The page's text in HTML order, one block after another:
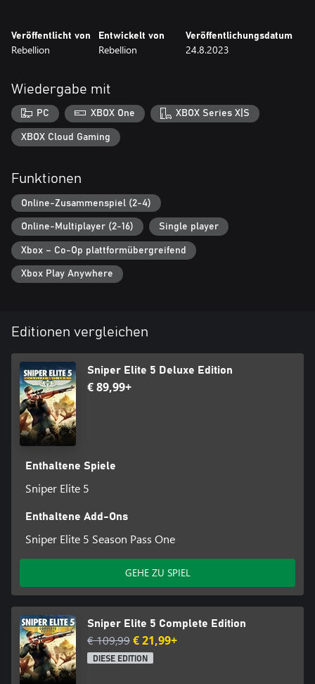
Veröffentlicht von
Rebellion
Entwickelt von
Rebellion
Veröffentlichungsdatum
24.8.2023
Wiedergabe mit
PC XBOX One XBOX Series X|S
XBOX Cloud Gaming
Funktionen
Online-Zusammenspiel (2-4)
Online-Multiplayer (2-16) Single player
Xbox – Co-Op plattformübergreifend
Xbox Play Anywhere
Editionen vergleichen
Sniper Elite 5 Deluxe Edition
€ 89,99+
Enthaltene Spiele
Sniper Elite 5
Enthaltene Add-Ons
Sniper Elite 5 Season Pass One
GEHE ZU SPIEL
Sniper Elite 5 Complete Edition
€ 109,99€ 21,99+
DIESE EDITION